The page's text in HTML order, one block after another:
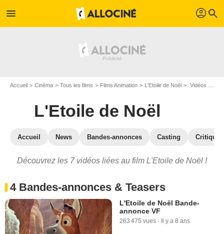
menu profil search
Accueil Cinéma Tous les films Films Animation L'Etoile de Noël Vidéos du film L'Etoile de Noël
L'Etoile de Noël
Accueil News Bandes-annonces Casting
Découvrez les 7 vidéos liées au film L'Etoile de Noël !
4 Bandes-annonces & Teasers
L'Etoile de Noël Bande-
annonce VF
263 475 vues - Il y a 8 ans